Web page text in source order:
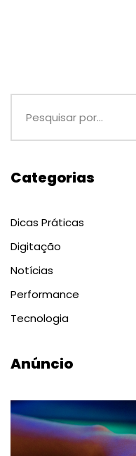
Categorias
Dicas Práticas
Digitação
Notícias
Performance
Tecnologia
Anúncio